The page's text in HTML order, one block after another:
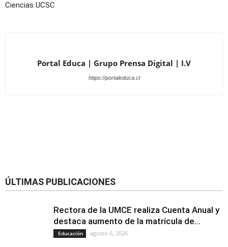
Ciencias UCSC
Portal Educa | Grupo Prensa Digital | I.V
https://portaleduca.cl
ÚLTIMAS PUBLICACIONES
Rectora de la UMCE realiza Cuenta Anual y
destaca aumento de la matrícula de...
Educación agosto 6, 2026